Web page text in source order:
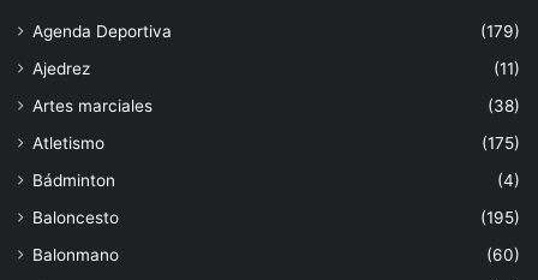
Agenda Deportiva
(179)
Ajedrez
(11)
Artes marciales
(38)
Atletismo
(175)
Bádminton
(4)
Baloncesto
(195)
Balonmano
(60)